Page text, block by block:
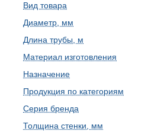
Вид товара
Диаметр, мм
Длина трубы, м
Материал изготовления
Назначение
Продукция по категориям
Серия бренда
Толщина стенки, мм